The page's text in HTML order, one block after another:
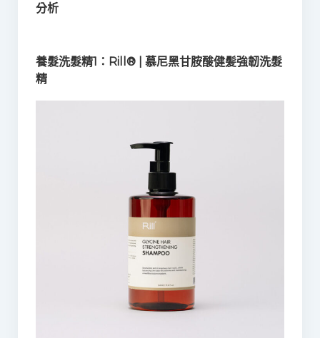
分析
養髮洗髮精1：Rill® | 慕尼黑甘胺酸健髪強韌洗髮
精